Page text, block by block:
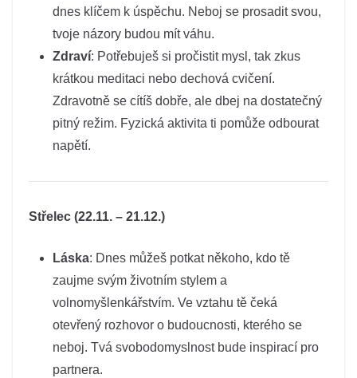
dnes klíčem k úspěchu. Neboj se prosadit svou,
tvoje názory budou mít váhu.
Zdraví: Potřebuješ si pročistit mysl, tak zkus
krátkou meditaci nebo dechová cvičení.
Zdravotně se cítíš dobře, ale dbej na dostatečný
pitný režim. Fyzická aktivita ti pomůže odbourat
napětí.
Střelec (22.11. – 21.12.)
Láska: Dnes můžeš potkat někoho, kdo tě
zaujme svým životním stylem a
volnomyšlenkářstvím. Ve vztahu tě čeká
otevřený rozhovor o budoucnosti, kterého se
neboj. Tvá svobodomyslnost bude inspirací pro
partnera.